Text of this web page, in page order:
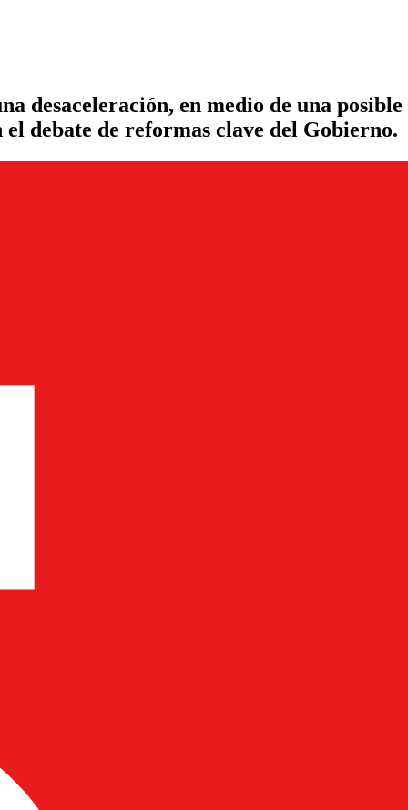
desaceleración, en medio de una posible
debate de reformas clave del Gobierno.